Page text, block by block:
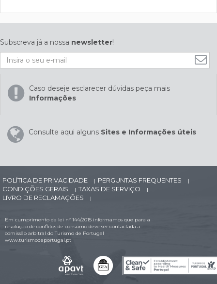
Subscreva já a nossa newsletter!
Caso deseje esclarecer dúvidas peça mais
Informações
Consulte aqui alguns Sites e Informações úteis
POLÍTICA DE PRIVACIDADE | PERGUNTAS FREQUENTES |
CONDIÇÕES GERAIS | TAXAS DE SERVIÇO |
LIVRO DE RECLAMAÇÕES |
Em cumprimento da lei nº 144/2015 informamos que para a
resolução de conflitos de consumo deve ser contactada a
comissão arbitral do Turismo de Portugal
www.turismodeportugal.pt